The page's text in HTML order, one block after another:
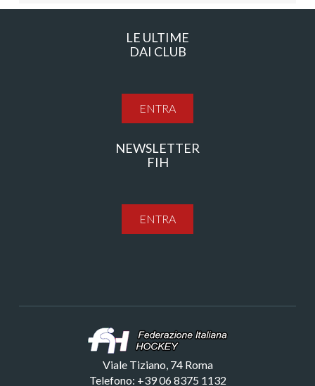
LE ULTIME
DAI CLUB
ENTRA
NEWSLETTER
FIH
ENTRA
Viale Tiziano, 74 Roma
Telefono: +39 06 8375 1132